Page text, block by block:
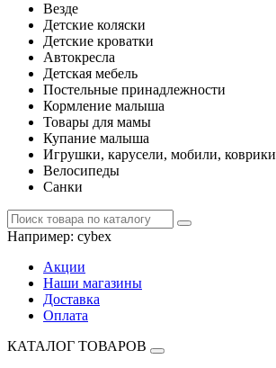
Везде
Детские коляски
Детские кроватки
Автокресла
Детская мебель
Постельные принадлежности
Кормление малыша
Товары для мамы
Купание малыша
Игрушки, карусели, мобили, коврики
Велосипеды
Санки
Например: cybex
Акции
Наши магазины
Доставка
Оплата
КАТАЛОГ ТОВАРОВ